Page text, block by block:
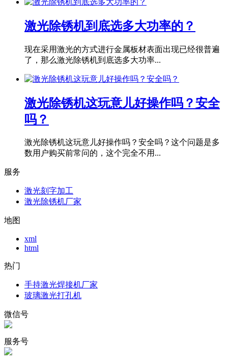
激光除锈机到底选多大功率的？
现在采用激光的方式进行金属板材表面出现已经很普遍
了，那么激光除锈机到底选多大功率...
激光除锈机这玩意儿好操作吗？安全
吗？
激光除锈机这玩意儿好操作吗？安全吗？这个问题是多
数用户购买前常问的，这个完全不用...
服务
激光刻字加工
激光除锈机厂家
地图
xml
html
热门
手持激光焊接机厂家
玻璃激光打孔机
微信号
服务号